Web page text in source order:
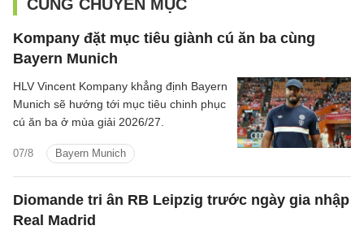
CÙNG CHUYÊN MỤC
Kompany đặt mục tiêu giành cú ăn ba cùng
Bayern Munich
07/8 Bayern Munich
HLV Vincent Kompany khẳng định Bayern
Munich sẽ hướng tới mục tiêu chinh phục
cú ăn ba ở mùa giải 2026/27.
Diomande tri ân RB Leipzig trước ngày gia nhập
Real Madrid